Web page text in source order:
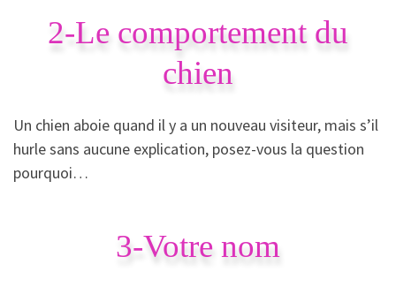
2-Le comportement du
chien
Un chien aboie quand il y a un nouveau visiteur, mais s’il
hurle sans aucune explication, posez-vous la question
pourquoi…
3-Votre nom